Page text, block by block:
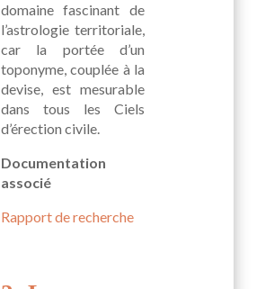
domaine fascinant de
l’astrologie territoriale,
car la portée d’un
toponyme, couplée à la
devise, est mesurable
dans tous les Ciels
d’érection civile.
Documentation
associé
Rapport de recherche